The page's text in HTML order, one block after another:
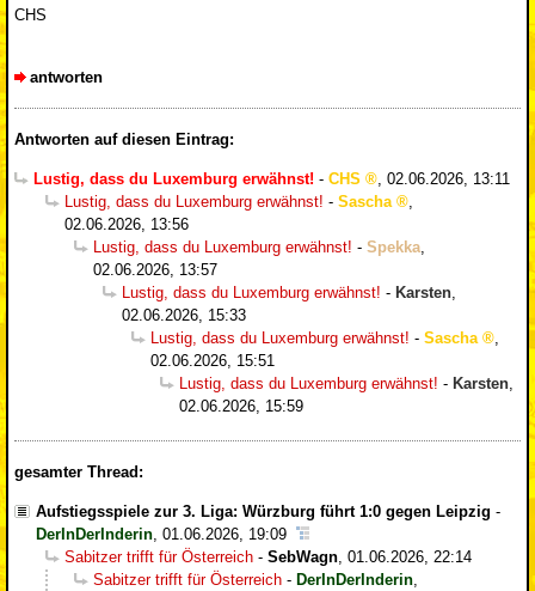
CHS
antworten
Antworten auf diesen Eintrag:
Lustig, dass du Luxemburg erwähnst! - CHS
02.06.2026, 13:11
Lustig, dass du Luxemburg erwähnst! - Sascha
02.06.2026, 13:56
Lustig, dass du Luxemburg erwähnst! - Spekka
02.06.2026, 13:57
Lustig, dass du Luxemburg erwähnst! - Karsten
02.06.2026, 15:33
Lustig, dass du Luxemburg erwähnst! - Sascha
02.06.2026, 15:51
Lustig, dass du Luxemburg erwähnst! - Karsten
02.06.2026, 15:59
gesamter Thread:
Aufstiegsspiele zur 3. Liga: Würzburg führt 1:0 gegen Leipzig -
DerInDerInderin, 01.06.2026, 19:09
Sabitzer trifft für Österreich - SebWagn, 01.06.2026, 22:14
Sabitzer trifft für Österreich - DerInDerInderin,